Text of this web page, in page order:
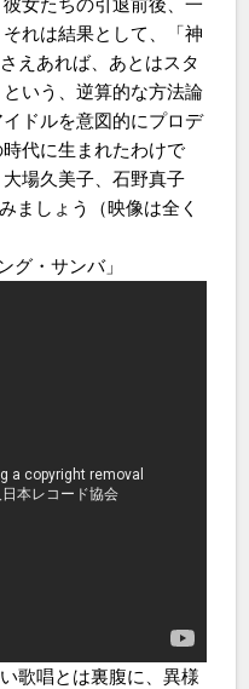
れは結果として、「神
えあれば、あとはスタ
いう、逆算的な方法論
ドルを意図的にプロデ
代に生まれたわけで
場久美子、石野真子
ましょう（映像は全く
グ・サンバ」
歌唱とは裏腹に、異様